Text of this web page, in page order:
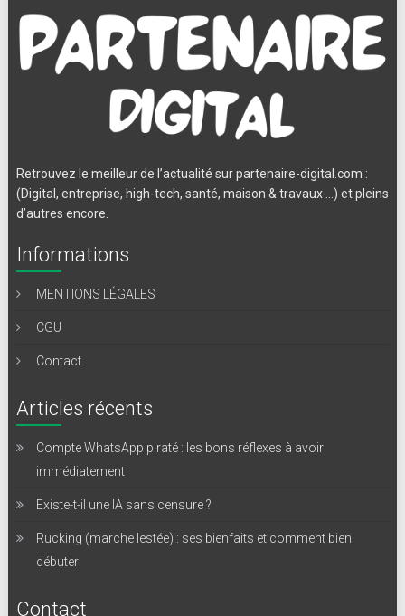
Retrouvez le meilleur de l’actualité sur partenaire-digital.com :
(Digital, entreprise, high-tech, santé, maison & travaux …) et pleins
d’autres encore.
Informations
MENTIONS LÉGALES
CGU
Contact
Articles récents
Compte WhatsApp piraté : les bons réflexes à avoir
immédiatement
Existe-t-il une IA sans censure ?
Rucking (marche lestée) : ses bienfaits et comment bien
débuter
Contact